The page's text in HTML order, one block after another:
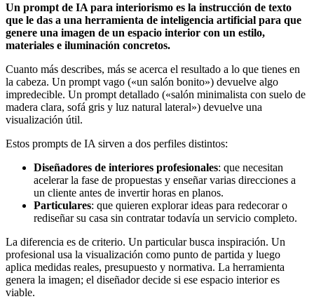
Un prompt de IA para interiorismo es la instrucción de texto
que le das a una herramienta de inteligencia artificial para que
genere una imagen de un espacio interior con un estilo,
materiales e iluminación concretos.
Cuanto más describes, más se acerca el resultado a lo que tienes en
la cabeza. Un prompt vago («un salón bonito») devuelve algo
impredecible. Un prompt detallado («salón minimalista con suelo de
madera clara, sofá gris y luz natural lateral») devuelve una
visualización útil.
Estos prompts de IA sirven a dos perfiles distintos:
Diseñadores de interiores profesionales: que necesitan
acelerar la fase de propuestas y enseñar varias direcciones a
un cliente antes de invertir horas en planos.
Particulares: que quieren explorar ideas para redecorar o
rediseñar su casa sin contratar todavía un servicio completo.
La diferencia es de criterio. Un particular busca inspiración. Un
profesional usa la visualización como punto de partida y luego
aplica medidas reales, presupuesto y normativa. La herramienta
genera la imagen; el diseñador decide si ese espacio interior es
viable.